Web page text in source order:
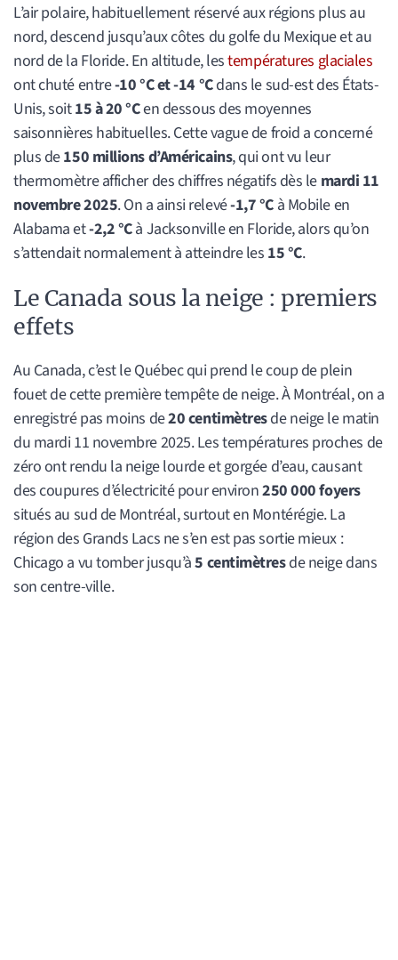
L’air polaire, habituellement réservé aux régions plus au
nord, descend jusqu’aux côtes du golfe du Mexique et au
nord de la Floride. En altitude, lestempératures glaciales
ont chuté entre-10 °C et -14 °Cdans le sud-est des États-
Unis, soit15 à 20 °Cen dessous des moyennes
saisonnières habituelles. Cette vague de froid a concerné
plus de150 millions d’Américains, qui ont vu leur
thermomètre afficher des chiffres négatifs dès le mardi 11
novembre 2025. On a ainsi relevé-1,7 °C à Mobile en
Alabama et-2,2 °Cà Jacksonville en Floride, alors qu’on
s’attendait normalement à atteindre les 15 °C.
Le Canada sous la neige : premiers
effets
Au Canada, c’est le Québec qui prend le coup de plein
fouet de cette première tempête de neige. À Montréal, on a
enregistré pas moins de20 centimètresde neige le matin
du mardi 11 novembre 2025. Les températures proches de
zéro ont rendu la neige lourde et gorgée d’eau, causant
des coupures d’électricité pour environ250 000 foyers
situés au sud de Montréal, surtout en Montérégie. La
région des Grands Lacs ne s’en est pas sortie mieux :
Chicago a vu tomber jusqu’à5 centimètresde neige dans
son centre-ville.